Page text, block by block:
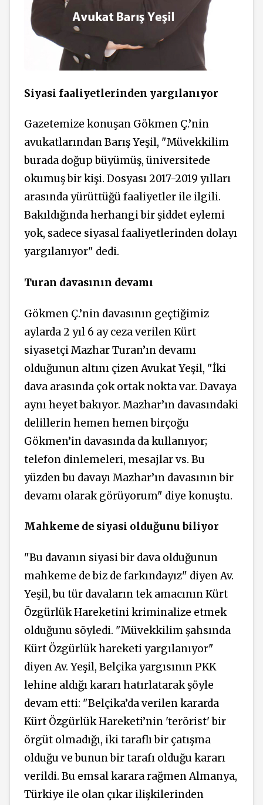
Siyasi faaliyetlerinden yargılanıyor
Gazetemize konuşan Gökmen Ç.’nin
avukatlarından Barış Yeşil, "Müvekkilim
burada doğup büyümüş, üniversitede
okumuş bir kişi. Dosyası 2017-2019 yılları
arasında yürüttüğü faaliyetler ile ilgili.
Bakıldığında herhangi bir şiddet eylemi
yok, sadece siyasal faaliyetlerinden dolayı
yargılanıyor" dedi.
Turan davasının devamı
Gökmen Ç.’nin davasının geçtiğimiz
aylarda 2 yıl 6 ay ceza verilen Kürt
siyasetçi Mazhar Turan’ın devamı
olduğunun altını çizen Avukat Yeşil, "İki
dava arasında çok ortak nokta var. Davaya
aynı heyet bakıyor. Mazhar’ın davasındaki
delillerin hemen hemen birçoğu
Gökmen’in davasında da kullanıyor;
telefon dinlemeleri, mesajlar vs. Bu
yüzden bu davayı Mazhar’ın davasının bir
devamı olarak görüyorum" diye konuştu.
Mahkeme de siyasi olduğunu biliyor
"Bu davanın siyasi bir dava olduğunun
mahkeme de biz de farkındayız" diyen Av.
Yeşil, bu tür davaların tek amacının Kürt
Özgürlük Hareketini kriminalize etmek
olduğunu söyledi. "Müvekkilim şahsında
Kürt Özgürlük hareketi yargılanıyor"
diyen Av. Yeşil, Belçika yargısının PKK
lehine aldığı kararı hatırlatarak şöyle
devam etti: "Belçika’da verilen kararda
Kürt Özgürlük Hareketi’nin 'terörist' bir
örgüt olmadığı, iki taraflı bir çatışma
olduğu ve bunun bir tarafı olduğu kararı
verildi. Bu emsal karara rağmen Almanya,
Türkiye ile olan çıkar ilişkilerinden